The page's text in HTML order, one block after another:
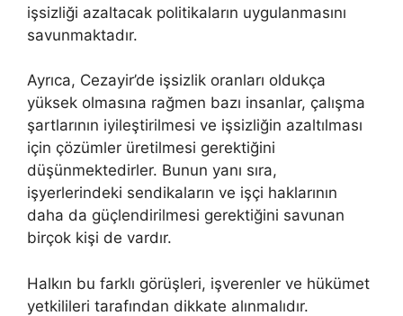
işsizliği azaltacak politikaların uygulanmasını
savunmaktadır.
Ayrıca, Cezayir’de işsizlik oranları oldukça
yüksek olmasına rağmen bazı insanlar, çalışma
şartlarının iyileştirilmesi ve işsizliğin azaltılması
için çözümler üretilmesi gerektiğini
düşünmektedirler. Bunun yanı sıra,
işyerlerindeki sendikaların ve işçi haklarının
daha da güçlendirilmesi gerektiğini savunan
birçok kişi de vardır.
Halkın bu farklı görüşleri, işverenler ve hükümet
yetkilileri tarafından dikkate alınmalıdır.